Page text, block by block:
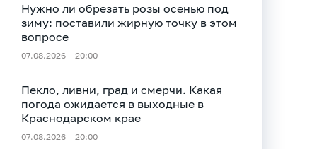
Нужно ли обрезать розы осенью под
зиму: поставили жирную точку в этом
вопросе
07.08.2026 20:00
Пекло, ливни, град и смерчи. Какая
погода ожидается в выходные в
Краснодарском крае
07.08.2026 20:00